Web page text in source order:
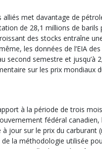
met davantage de
de 28,1 millions de
des stocks entraîne
les données de l’EIA
second semestre et jusqu’à
sur les prix mondiaux
à la période de trois
fédéral canadien,
jour sur le prix du carburant
la méthodologie utilisée